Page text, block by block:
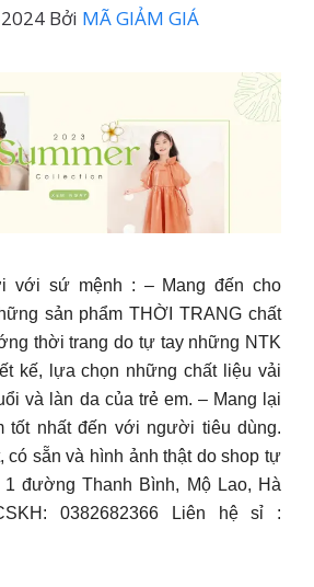
Bởi MÃ GIẢM GIÁ
với sứ mệnh : – Mang đến cho
sản phẩm THỜI TRANG chất
thời trang do tự tay những NTK
kế, lựa chọn những chất liệu vải
và làn da của trẻ em. – Mang lại
tốt nhất đến với người tiêu dùng.
có sẵn và hình ảnh thật do shop tự
đường Thanh Bình, Mộ Lao, Hà
0382682366 Liên hệ sỉ :